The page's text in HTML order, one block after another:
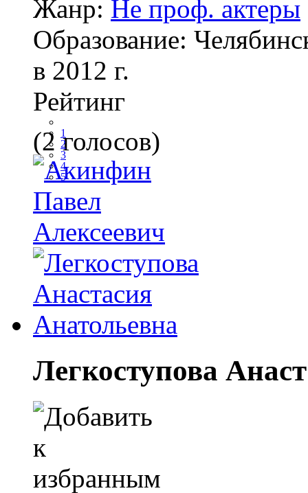
Жанр: Не проф. актеры
Образование:
в 2012 г.
Рейтинг
1
2
3
4
5
(2 голосов)
Легкоступова